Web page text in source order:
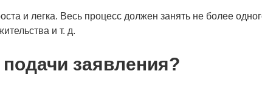
и легка. Весь процесс должен занять не более
и т. д.
заявления?